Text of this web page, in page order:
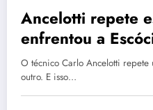
Ancelotti repete
enfrentou a
O técnico Carlo Ancelotti
outro. E isso…